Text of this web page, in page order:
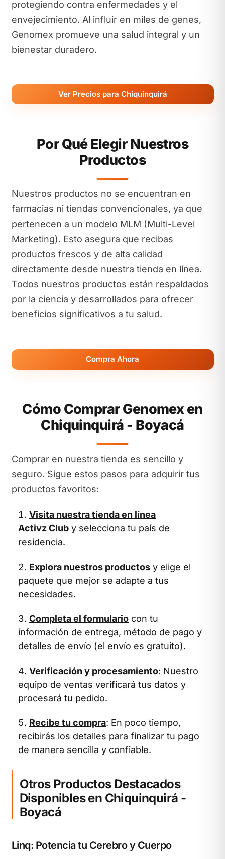
protegiendo contra enfermedades y el
envejecimiento. Al influir en miles de genes,
Genomex promueve una salud integral y un
bienestar duradero.
Ver Precios para Chiquinquirá
Por Qué Elegir Nuestros
Productos
Nuestros productos no se encuentran en
farmacias ni tiendas convencionales, ya que
pertenecen a un modelo MLM (Multi-Level
Marketing). Esto asegura que recibas
productos frescos y de alta calidad
directamente desde nuestra tienda en línea.
Todos nuestros productos están respaldados
por la ciencia y desarrollados para ofrecer
beneficios significativos a tu salud.
Compra Ahora
Cómo Comprar Genomex en
Chiquinquirá - Boyacá
Comprar en nuestra tienda es sencillo y
seguro. Sigue estos pasos para adquirir tus
productos favoritos:
Visita nuestra tienda en línea
Activz Club y selecciona tu país de
residencia.
Explora nuestros productos y elige el
paquete que mejor se adapte a tus
necesidades.
Completa el formulario con tu
información de entrega, método de pago y
detalles de envío (el envío es gratuito).
Verificación y procesamiento: Nuestro
equipo de ventas verificará tus datos y
procesará tu pedido.
Recibe tu compra: En poco tiempo,
recibirás los detalles para finalizar tu pago
de manera sencilla y confiable.
Otros Productos Destacados
Disponibles en Chiquinquirá -
Boyacá
Linq: Potencia tu Cerebro y Cuerpo